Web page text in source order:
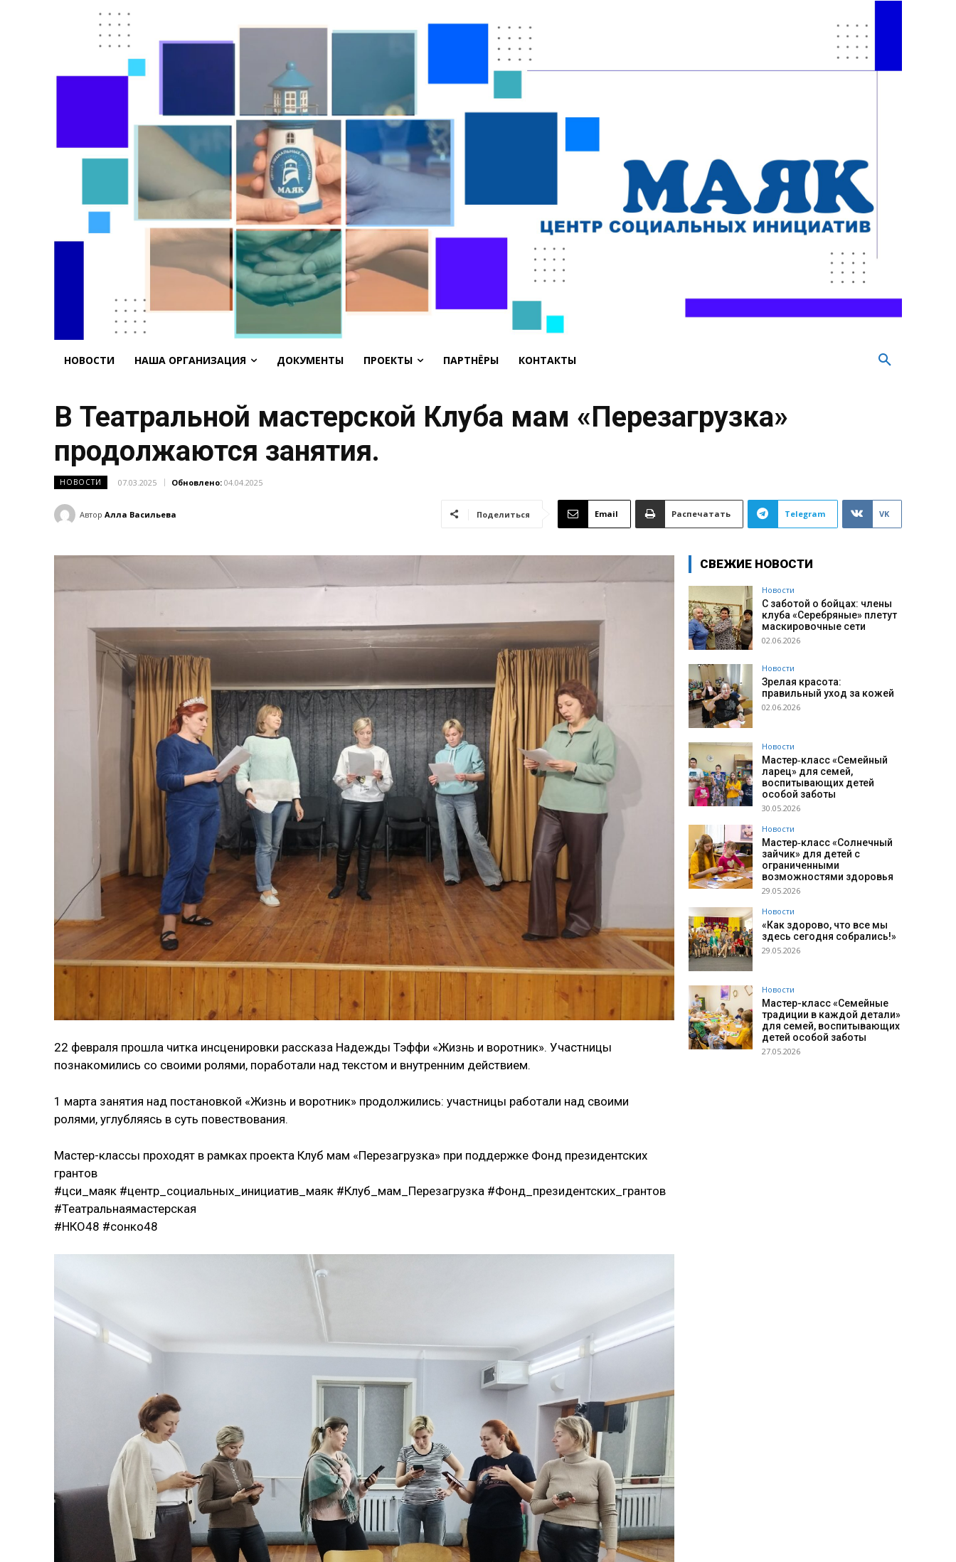
НОВОСТИ НАША ОРГАНИЗАЦИЯ ДОКУМЕНТЫ ПРОЕКТЫ ПАРТНЁРЫ КОНТАКТЫ
В Театральной мастерской Клуба мам «Перезагрузка»
продолжаются занятия.
НОВОСТИ 07.03.2025 Обновлено: 04.04.2025
Автор Алла Васильева Поделиться Email Распечатать Telegram VK
22 февраля прошла читка инсценировки рассказа Надежды Тэффи «Жизнь и воротник». Участницы
познакомились со своими ролями, поработали над текстом и внутренним действием.
1 марта занятия над постановкой «Жизнь и воротник» продолжились: участницы работали над своими
ролями, углубляясь в суть повествования.
Мастер-классы проходят в рамках проекта Клуб мам «Перезагрузка» при поддержке Фонд президентских
грантов
#цси_маяк #центр_социальных_инициатив_маяк #Клуб_мам_Перезагрузка #Фонд_президентских_грантов
#Театральнаямастерская
#НКО48 #сонко48
СВЕЖИЕ НОВОСТИ
Новости
С заботой о бойцах: члены
клуба «Серебряные» плетут
маскировочные сети
02.06.2026
Новости
Зрелая красота:
правильный уход за кожей
02.06.2026
Новости
Мастер‑класс «Семейный
ларец» для семей,
воспитывающих детей
особой заботы
30.05.2026
Новости
Мастер‑класс «Солнечный
зайчик» для детей с
ограниченными
возможностями здоровья
29.05.2026
Новости
«Как здорово, что все мы
здесь сегодня собрались!»
29.05.2026
Новости
Мастер-класс «Семейные
традиции в каждой детали»
для семей, воспитывающих
детей особой заботы
27.05.2026